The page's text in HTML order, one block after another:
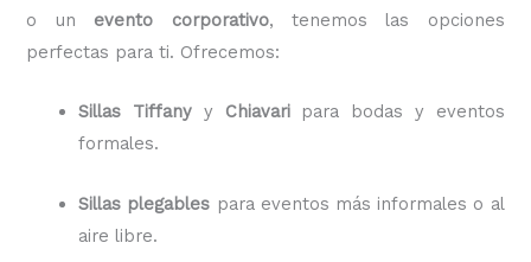
o un evento corporativo, tenemos las opciones
perfectas para ti. Ofrecemos:
Sillas Tiffanyy Chiavaripara bodas y eventos
formales.
Sillas plegables para eventos más informales o al
aire libre.